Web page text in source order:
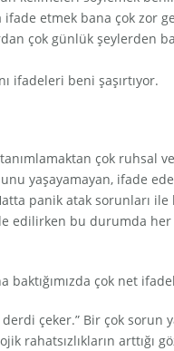
ifade etmek bana çok zor
çok günlük şeylerden
ifadeleri beni şaşırtıyor.
çok ruhsal
yaşayamayan, ifade
panik atak sorunları
edilirken bu durumda
çok net
çeker.” Bir çok sorun
rahatsızlıkların arttığı